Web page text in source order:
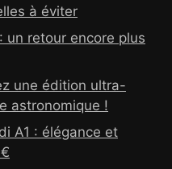
à éviter
un retour encore plus
une édition ultra-
astronomique !
A1 : élégance et